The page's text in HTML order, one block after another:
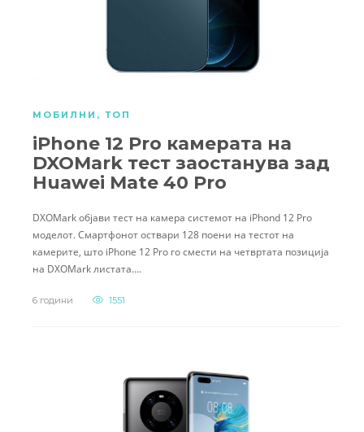
МОБИЛНИ , ТОП
iPhone 12 Pro камерата на
DXOMark тест заостанува зад
Huawei Mate 40 Pro
DXOMark објави тест на камера системот на iPhond 12 Pro
моделот. Смартфонот оствари 128 поени на тестот на
камерите, што iPhone 12 Pro го смести на четвртата позиција
на DXOMark листата….
6 години 1551